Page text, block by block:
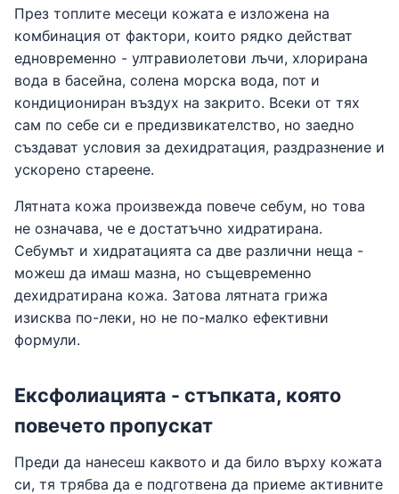
През топлите месеци кожата е изложена на
комбинация от фактори, които рядко действат
едновременно - ултравиолетови лъчи, хлорирана
вода в басейна, солена морска вода, пот и
кондициониран въздух на закрито. Всеки от тях
сам по себе си е предизвикателство, но заедно
създават условия за дехидратация, раздразнение и
ускорено стареене.
Лятната кожа произвежда повече себум, но това
не означава, че е достатъчно хидратирана.
Себумът и хидратацията са две различни неща -
можеш да имаш мазна, но същевременно
дехидратирана кожа. Затова лятната грижа
изисква по-леки, но не по-малко ефективни
формули.
Ексфолиацията - стъпката, която
повечето пропускат
Преди да нанесеш каквото и да било върху кожата
си, тя трябва да е подготвена да приеме активните